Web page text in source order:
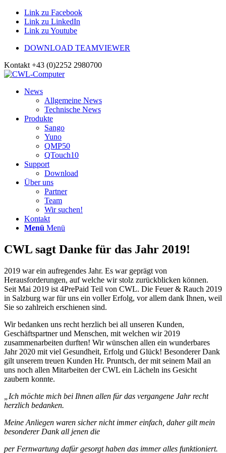
Link zu Facebook
Link zu LinkedIn
Link zu Youtube
DOWNLOAD TEAMVIEWER
Kontakt +43 (0)2252 2980700
News
Allgemeine News
Technische News
Produkte
Sango
Yuno
QMP50
QTouch10
Support
Download
Über uns
Partner
Team
Wir suchen!
Kontakt
Menü Menü
CWL sagt Danke für das Jahr 2019!
2019 war ein aufregendes Jahr. Es war geprägt von
Herausforderungen, auf welche wir stolz zurückblicken können.
Seit Mai 2019 ist 4PrePaid Teil von CWL. Die Feuer & Rauch 2019
in Salzburg war für uns ein voller Erfolg, vor allem dank Ihnen, weil
Sie so zahlreich erschienen sind.
Wir bedanken uns recht herzlich bei all unseren Kunden,
Geschäftspartner und Menschen, mit welchen wir 2019
zusammenarbeiten durften! Wir wünschen allen ein wunderbares
Jahr 2020 mit viel Gesundheit, Erfolg und Glück! Besonderer Dank
gilt unserem treuen Kunden Hr. Pruntsch, der mit seinem Mail an
uns noch allen Mitarbeiten der CWL ein Lächeln ins Gesicht
zaubern konnte.
Ich möchte mich bei Ihnen allen für das vergangene Jahr recht
herzlich bedanken.
Meine Anliegen waren sicher nicht immer einfach, daher gilt mein
besonderer Dank all jenen die
per Fernwartung dafür gesorgt haben das immer alles funktioniert.